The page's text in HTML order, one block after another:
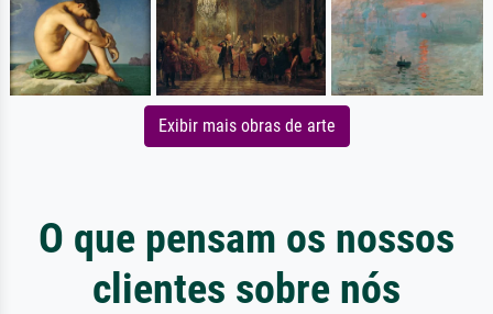
Exibir mais obras de arte
O que pensam os nossos
clientes sobre nós